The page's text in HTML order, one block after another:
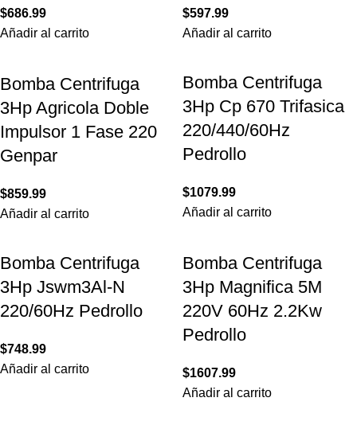
$686.99
Añadir al carrito
$597.99
Añadir al carrito
Bomba Centrifuga
3Hp Agricola Doble
Impulsor 1 Fase 220
Genpar
$859.99
Añadir al carrito
Bomba Centrifuga
3Hp Cp 670 Trifasica
220/440/60Hz
Pedrollo
$1079.99
Añadir al carrito
Bomba Centrifuga
3Hp Jswm3Al-N
220/60Hz Pedrollo
$748.99
Añadir al carrito
Bomba Centrifuga
3Hp Magnifica 5M
220V 60Hz 2.2Kw
Pedrollo
$1607.99
Añadir al carrito